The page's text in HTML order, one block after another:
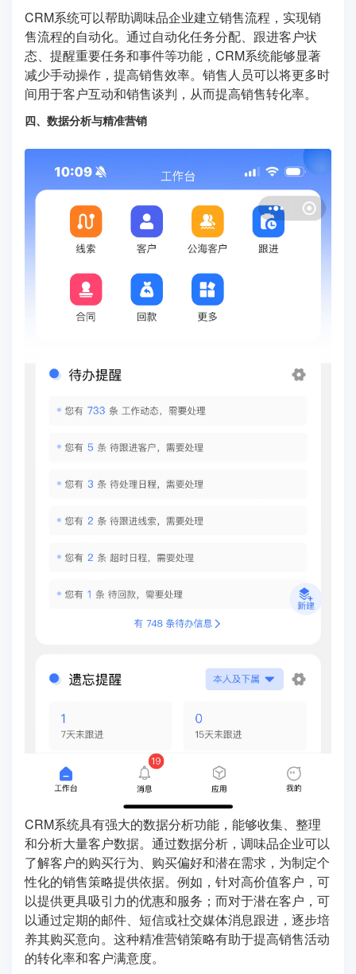
CRM系统可以帮助调味品企业建立销售流程，实现销
售流程的自动化。通过自动化任务分配、跟进客户状
态、提醒重要任务和事件等功能，CRM系统能够显著
减少手动操作，提高销售效率。销售人员可以将更多时
间用于客户互动和销售谈判，从而提高销售转化率。
四、数据分析与精准营销
CRM系统具有强大的数据分析功能，能够收集、整理
和分析大量客户数据。通过数据分析，调味品企业可以
了解客户的购买行为、购买偏好和潜在需求，为制定个
性化的销售策略提供依据。例如，针对高价值客户，可
以提供更具吸引力的优惠和服务；而对于潜在客户，可
以通过定期的邮件、短信或社交媒体消息跟进，逐步培
养其购买意向。这种精准营销策略有助于提高销售活动
的转化率和客户满意度。